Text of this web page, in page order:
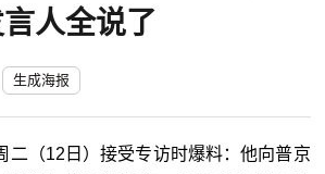
人全说了
生成海报
二（12日）接受专访时爆料：他向普京